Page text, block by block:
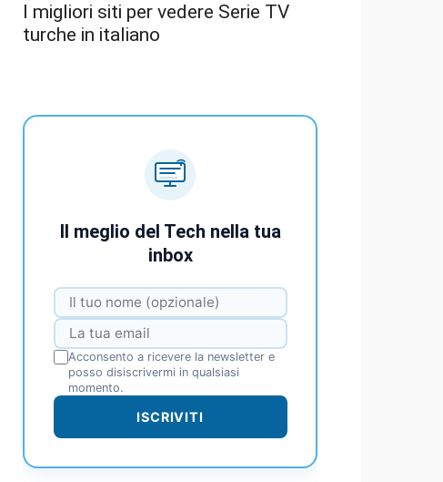
I migliori siti per vedere Serie TV
turche in italiano
Il meglio del Tech nella tua
inbox
Acconsento a ricevere la newsletter e
posso disiscrivermi in qualsiasi
momento.
ISCRIVITI